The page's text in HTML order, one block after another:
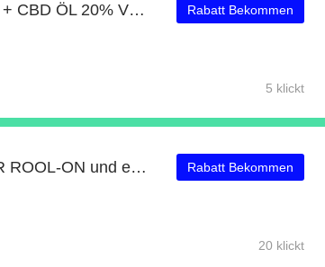
19% Rabatt auf Mindesteinkauf + CBD ÖL 20% VOLLSPEKTRUM – SWISS FX mit 57% Rabatt Rabatt Bekommen
5 klickt
Kaufen Sie BEAUTY BOOSTER ROOL-ON und erhalten Sie bis zu 28% Rabatt Rabatt Bekommen
20 klickt